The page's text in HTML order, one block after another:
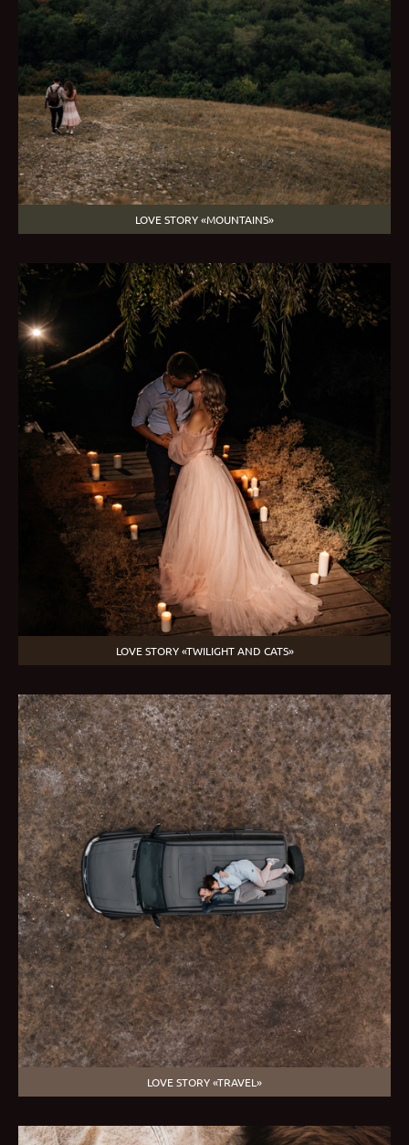
LOVE STORY «МOUNTAINS»
LOVE STORY «TWILIGHT AND CATS»
LOVE STORY «TRAVEL»